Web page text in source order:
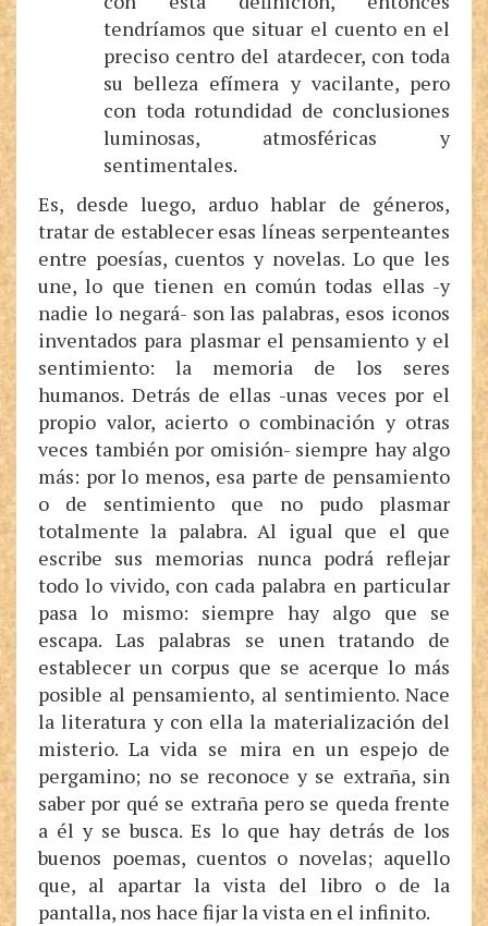
tendríamos que situar el cuento en el
preciso centro del atardecer, con toda
su belleza efímera y vacilante, pero
con toda rotundidad de conclusiones
luminosas, atmosféricas y
sentimentales.
Es, desde luego, arduo hablar de géneros,
tratar de establecer esas líneas serpenteantes
entre poesías, cuentos y novelas. Lo que les
une, lo que tienen en común todas ellas -y
nadie lo negará- son las palabras, esos iconos
inventados para plasmar el pensamiento y el
sentimiento: la memoria de los seres
humanos. Detrás de ellas -unas veces por el
propio valor, acierto o combinación y otras
veces también por omisión- siempre hay algo
más: por lo menos, esa parte de pensamiento
o de sentimiento que no pudo plasmar
totalmente la palabra. Al igual que el que
escribe sus memorias nunca podrá reflejar
todo lo vivido, con cada palabra en particular
pasa lo mismo: siempre hay algo que se
escapa. Las palabras se unen tratando de
establecer un corpus que se acerque lo más
posible al pensamiento, al sentimiento. Nace
la literatura y con ella la materialización del
misterio. La vida se mira en un espejo de
pergamino; no se reconoce y se extraña, sin
saber por qué se extraña pero se queda frente
a él y se busca. Es lo que hay detrás de los
buenos poemas, cuentos o novelas; aquello
que, al apartar la vista del libro o de la
pantalla, nos hace fijar la vista en el infinito.